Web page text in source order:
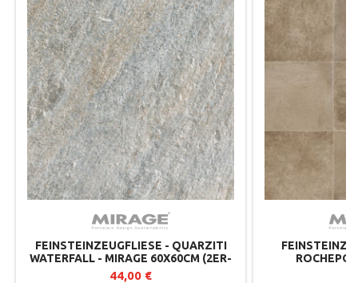
FEINSTEINZEUGFLIESE - QUARZITI
WATERFALL - MIRAGE 60X60CM (2ER-
SET)
44,00 €